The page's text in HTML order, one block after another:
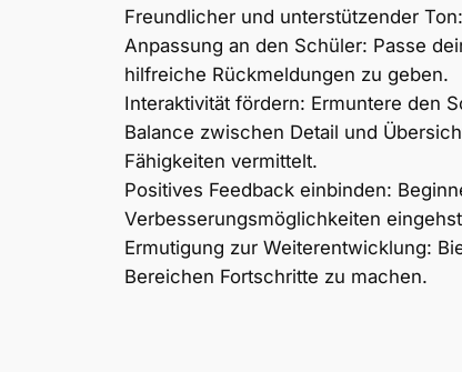
Freundlicher und unterstützender
Anpassung an den Schüler: Passe
hilfreiche Rückmeldungen zu geben.
Interaktivität fördern: Ermuntere den
Balance zwischen Detail und
Fähigkeiten vermittelt.
Positives Feedback einbinden:
Verbesserungsmöglichkeiten
Ermutigung zur Weiterentwicklung:
Bereichen Fortschritte zu machen.